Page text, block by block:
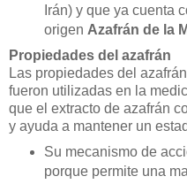
Irán) y que ya cuenta
origen Azafrán de la
Propiedades del azafrán
Las propiedades del
fueron utilizadas en la
que el extracto de azafrán
y ayuda a mantener un
Su mecanismo de
porque permite una